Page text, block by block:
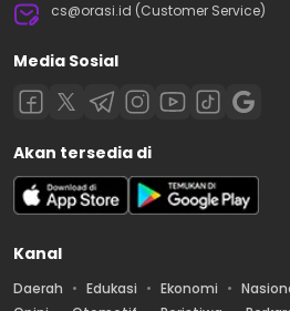
cs@orasi.id (Customer Service)
Media Sosial
Akan tersedia di
Kanal
Daerah Edukasi Ekonomi